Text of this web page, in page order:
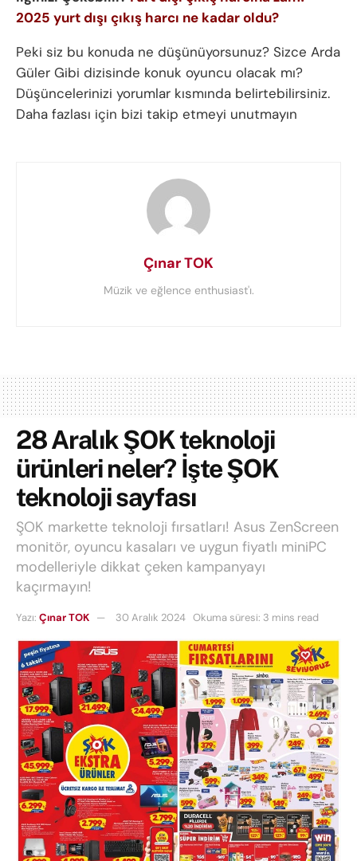
2025 yurt dışı çıkış harcı ne kadar oldu?
Peki siz bu konuda ne düşünüyorsunuz? Sizce Arda
Güler Gibi dizisinde konuk oyuncu olacak mı?
Düşüncelerinizi yorumlar kısmında belirtebilirsiniz.
Daha fazlası için bizi takip etmeyi unutmayın
Çınar TOK
Müzik ve eğlence enthusiast'ı.
28 Aralık ŞOK teknoloji
ürünleri neler? İşte ŞOK
teknoloji sayfası
ŞOK markette teknoloji fırsatları! Asus ZenScreen
monitör, oyuncu kasaları ve uygun fiyatlı miniPC
modelleriyle dikkat çeken kampanyayı
kaçırmayın!
Yazı: Çınar TOK 30 Aralık 2024 Okuma süresi: 3 mins read